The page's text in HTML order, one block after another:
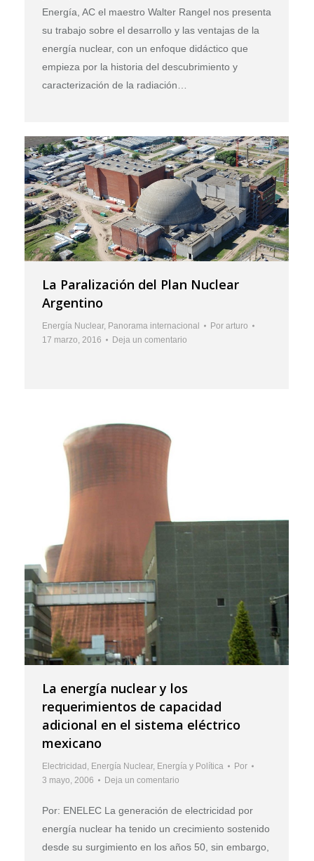
Energía, AC el maestro Walter Rangel nos presenta
su trabajo sobre el desarrollo y las ventajas de la
energía nuclear, con un enfoque didáctico que
empieza por la historia del descubrimiento y
caracterización de la radiación…
La Paralización del Plan Nuclear
Argentino
Energía Nuclear, Panorama internacional Por arturo
17 marzo, 2016
Deja un comentario
La energía nuclear y los
requerimientos de capacidad
adicional en el sistema eléctrico
mexicano
Electricidad , Energía Nuclear, Energía y Política
Por
3 mayo, 2006
Deja un comentario
Por: ENELEC La generación de electricidad por
energía nuclear ha tenido un crecimiento sostenido
desde su surgimiento en los años 50, sin embargo,